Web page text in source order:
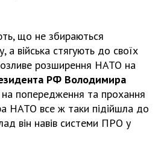
що не збираються
а війська стягують до своїх
розширення НАТО на
РФ Володимира
попередження та прохання
НАТО все ж таки підійшла до
він навів системи ПРО у